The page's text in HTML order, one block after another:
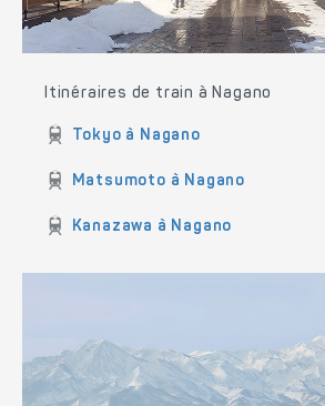
Itinéraires de train à Nagano
Tokyo à Nagano
Matsumoto à Nagano
Kanazawa à Nagano